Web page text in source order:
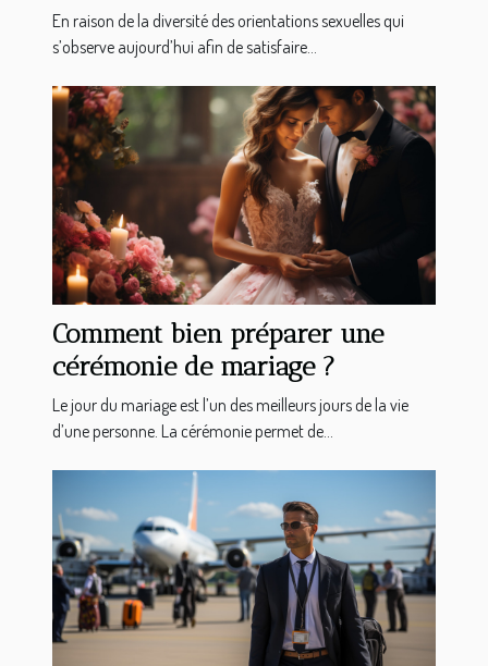
En raison de la diversité des orientations sexuelles qui
s’observe aujourd’hui afin de satisfaire...
Comment bien préparer une
cérémonie de mariage ?
Le jour du mariage est l’un des meilleurs jours de la vie
d’une personne. La cérémonie permet de...